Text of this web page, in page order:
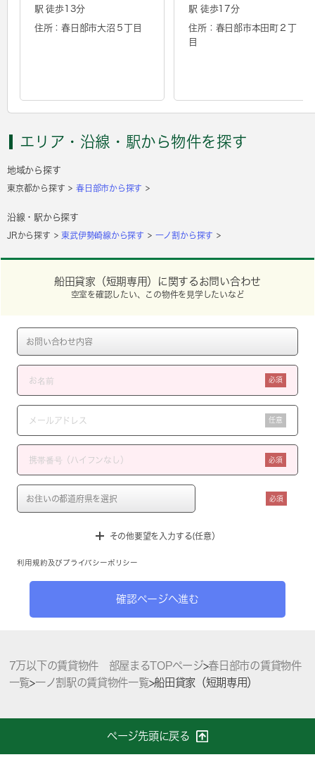
駅 徒歩13分
住所：春日部市大沼５丁目
駅 徒歩17分
住所：春日部市本田町２丁
目
エリア・沿線・駅から物件を探す
地域から探す
東京都から探す 春日部市から探す
沿線・駅から探す
JRから探す 東武伊勢崎線から探す 一ノ割から探す
船田貸家（短期専用）に関するお問い合わせ
空室を確認したい、この物件を見学したいなど
必須
任意
必須
必須
その他要望を入力する(任意）
利用規約 及び プライバシーポリシー
確認ページへ進む
7万以下の賃貸物件 部屋まるTOPページ>春日部市の賃貸物件
一覧>一ノ割駅の賃貸物件一覧>船田貸家（短期専用）
ページ先頭に戻る